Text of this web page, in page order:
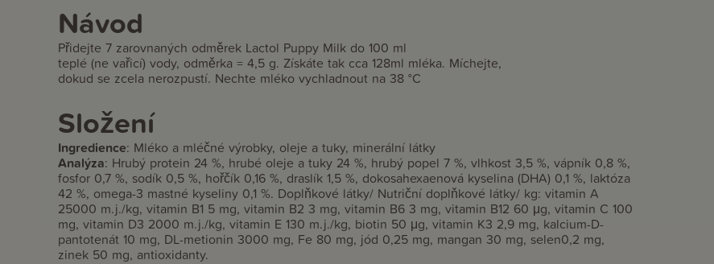
Návod
Přidejte 7 zarovnaných odměrek Lactol Puppy Milk do 100 ml
teplé (ne vařicí) vody, odměrka = 4,5 g. Získáte tak cca 128ml mléka. Míchejte,
dokud se zcela nerozpustí. Nechte mléko vychladnout na 38 °C
Složení
Ingredience: Mléko a mléčné výrobky, oleje a tuky, minerální látky
Analýza: Hrubý protein 24 %, hrubé oleje a tuky 24 %, hrubý popel 7 %, vlhkost 3,5 %, vápník 0,8 %,
fosfor 0,7 %, sodík 0,5 %, hořčík 0,16 %, draslík 1,5 %, dokosahexaenová kyselina (DHA) 0,1 %, laktóza
42 %, omega-3 mastné kyseliny 0,1 %. Doplňkové látky/ Nutriční doplňkové látky/ kg: vitamin A
25000 m.j./kg, vitamin B1 5 mg, vitamin B2 3 mg, vitamin B6 3 mg, vitamin B12 60 μg, vitamin C 100
mg, vitamin D3 2000 m.j./kg, vitamin E 130 m.j./kg, biotin 50 μg, vitamin K3 2,9 mg, kalcium-D-
pantotenát 10 mg, DL-metionin 3000 mg, Fe 80 mg, jód 0,25 mg, mangan 30 mg, selen0,2 mg,
zinek 50 mg, antioxidanty.